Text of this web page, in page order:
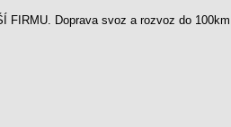
FIRMU. Doprava svoz a rozvoz do